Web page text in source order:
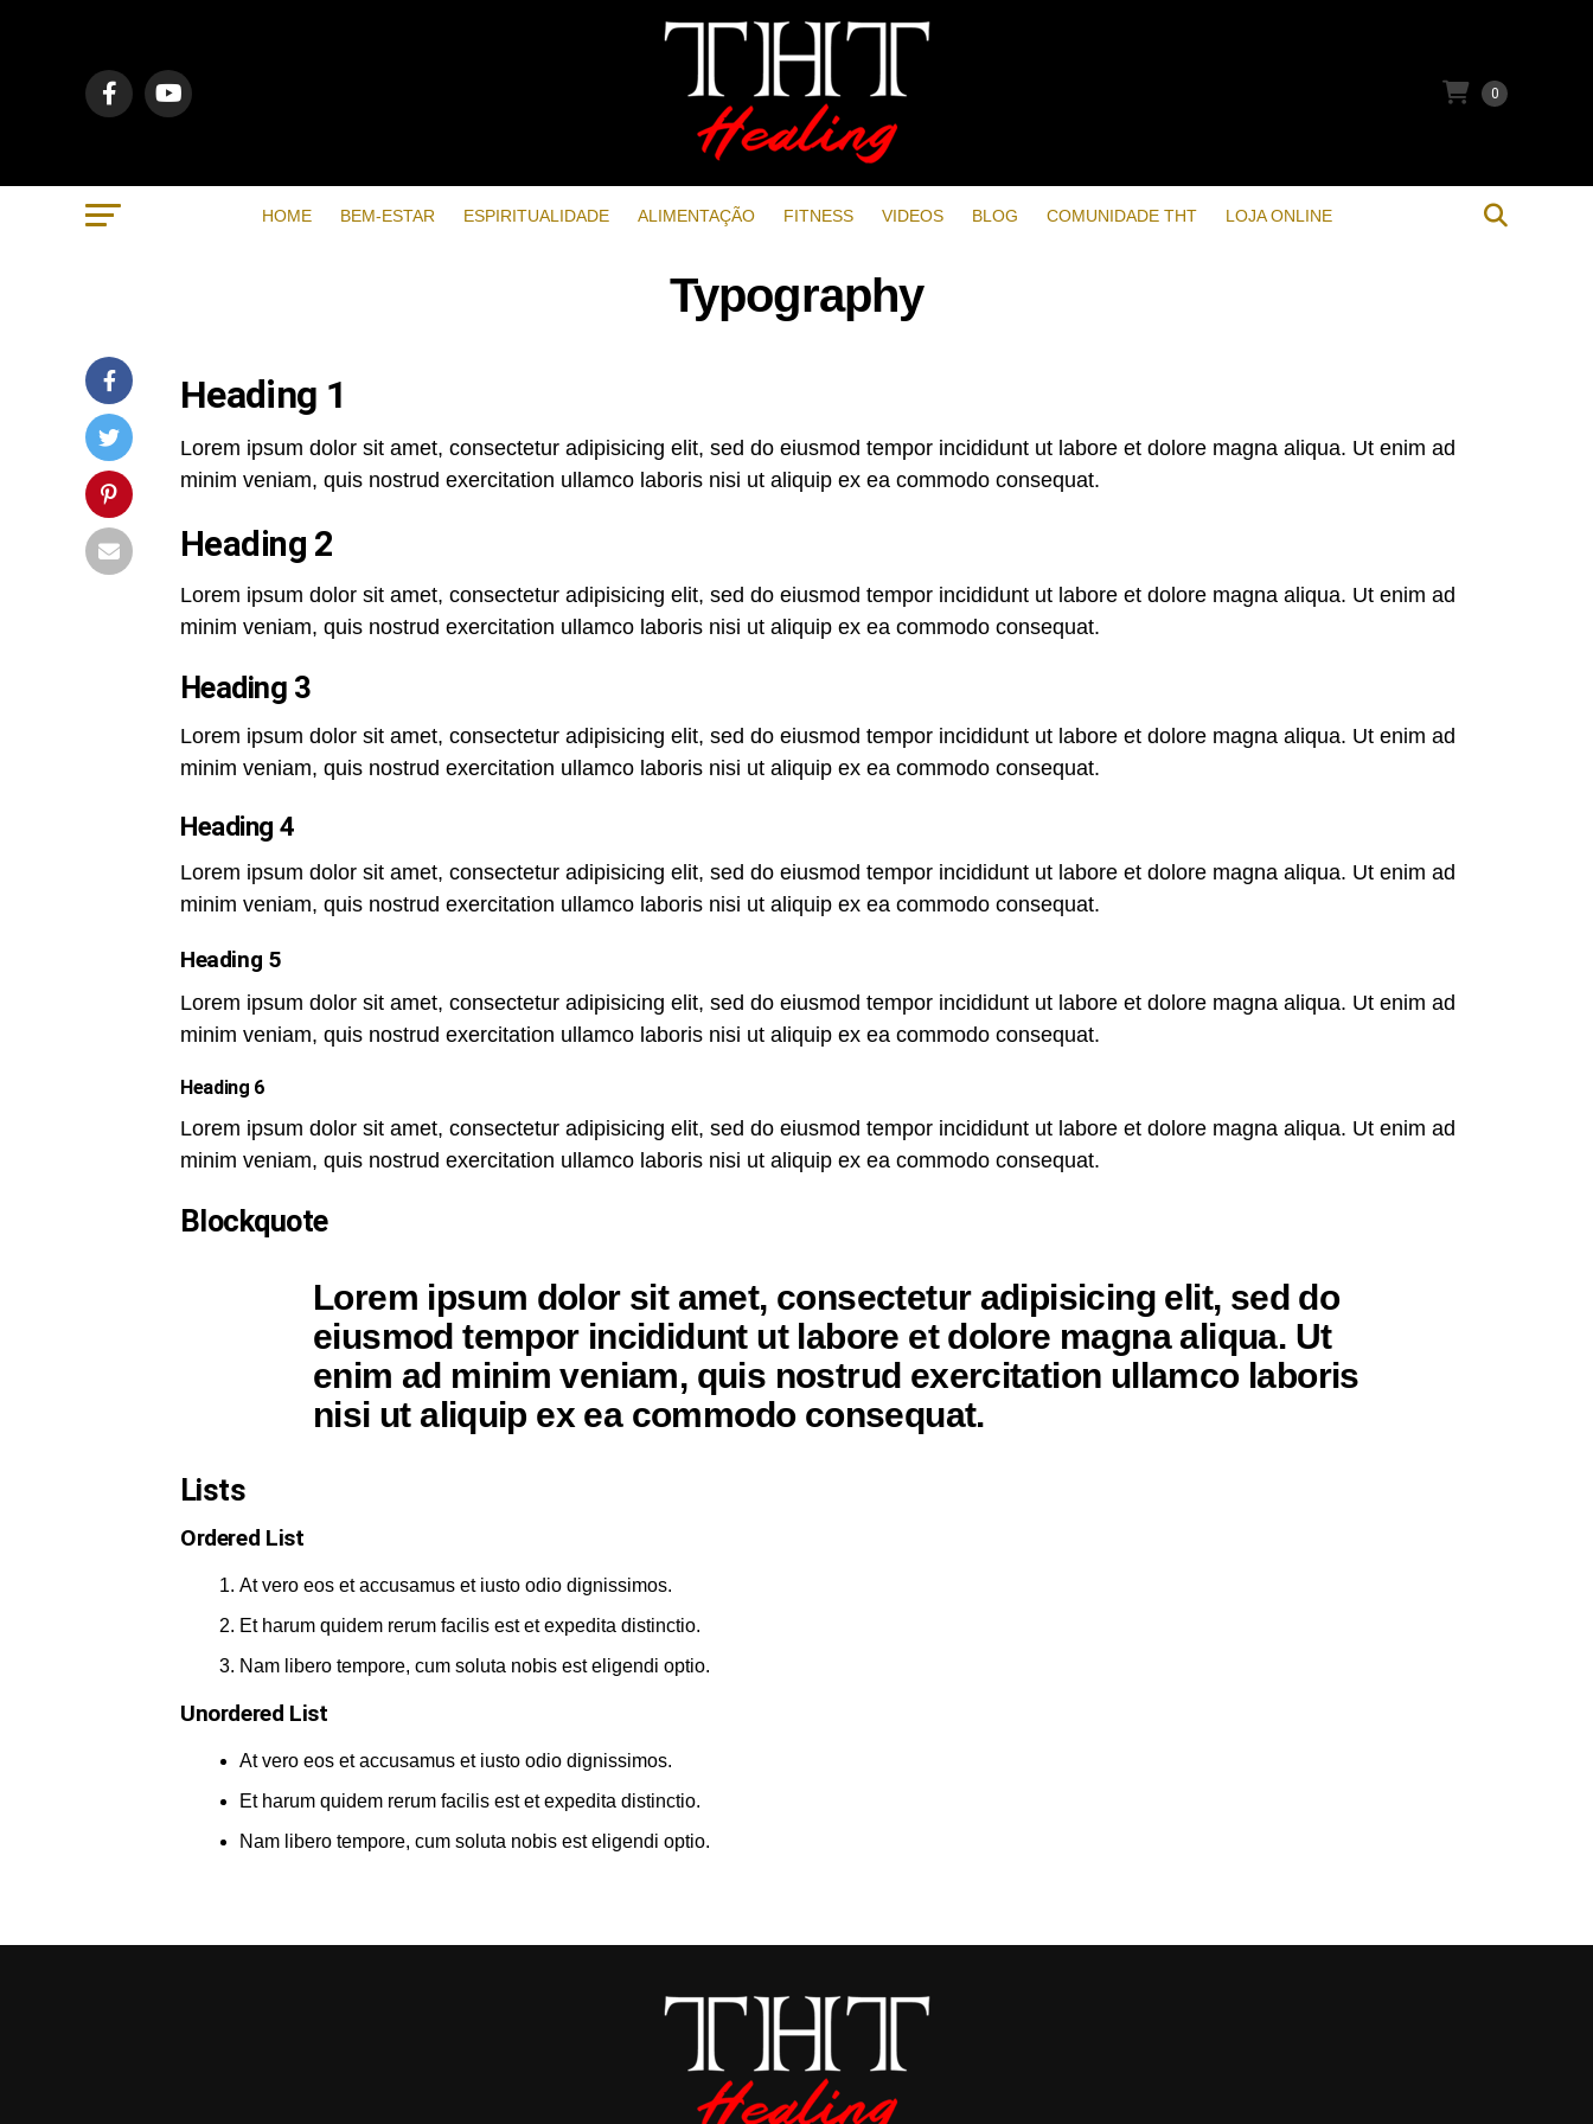
0
HOME BEM-ESTAR ESPIRITUALIDADE ALIMENTAÇÃO FITNESS VIDEOS BLOG COMUNIDADE THT LOJA ONLINE
Typography
Heading 1
Lorem ipsum dolor sit amet, consectetur adipisicing elit, sed do eiusmod tempor incididunt ut labore et dolore magna aliqua. Ut enim ad
minim veniam, quis nostrud exercitation ullamco laboris nisi ut aliquip ex ea commodo consequat.
Heading 2
Lorem ipsum dolor sit amet, consectetur adipisicing elit, sed do eiusmod tempor incididunt ut labore et dolore magna aliqua. Ut enim ad
minim veniam, quis nostrud exercitation ullamco laboris nisi ut aliquip ex ea commodo consequat.
Heading 3
Lorem ipsum dolor sit amet, consectetur adipisicing elit, sed do eiusmod tempor incididunt ut labore et dolore magna aliqua. Ut enim ad
minim veniam, quis nostrud exercitation ullamco laboris nisi ut aliquip ex ea commodo consequat.
Heading 4
Lorem ipsum dolor sit amet, consectetur adipisicing elit, sed do eiusmod tempor incididunt ut labore et dolore magna aliqua. Ut enim ad
minim veniam, quis nostrud exercitation ullamco laboris nisi ut aliquip ex ea commodo consequat.
Heading 5
Lorem ipsum dolor sit amet, consectetur adipisicing elit, sed do eiusmod tempor incididunt ut labore et dolore magna aliqua. Ut enim ad
minim veniam, quis nostrud exercitation ullamco laboris nisi ut aliquip ex ea commodo consequat.
Heading 6
Lorem ipsum dolor sit amet, consectetur adipisicing elit, sed do eiusmod tempor incididunt ut labore et dolore magna aliqua. Ut enim ad
minim veniam, quis nostrud exercitation ullamco laboris nisi ut aliquip ex ea commodo consequat.
Blockquote
Lorem ipsum dolor sit amet, consectetur adipisicing elit, sed do
eiusmod tempor incididunt ut labore et dolore magna aliqua. Ut
enim ad minim veniam, quis nostrud exercitation ullamco laboris
nisi ut aliquip ex ea commodo consequat.
Lists
Ordered List
At vero eos et accusamus et iusto odio dignissimos.
Et harum quidem rerum facilis est et expedita distinctio.
Nam libero tempore, cum soluta nobis est eligendi optio.
Unordered List
At vero eos et accusamus et iusto odio dignissimos.
Et harum quidem rerum facilis est et expedita distinctio.
Nam libero tempore, cum soluta nobis est eligendi optio.